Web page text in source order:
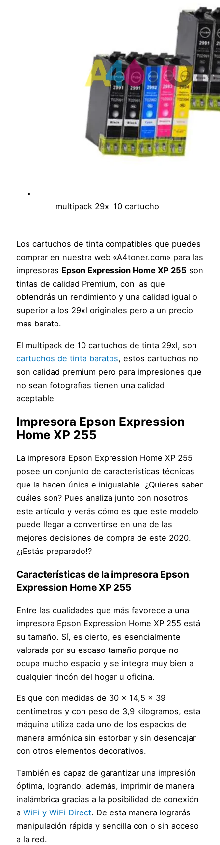
multipack 29xl 10 cartucho
Los cartuchos de tinta compatibles que puedes
comprar en nuestra web «A4toner.com» para las
impresoras Epson Expression Home XP 255 son
tintas de calidad Premium, con las que
obtendrás un rendimiento y una calidad igual o
superior a los 29xl originales pero a un precio
mas barato.
El multipack de 10 cartuchos de tinta 29xl, son
cartuchos de tinta baratos, estos cartuchos no
son calidad premium pero para impresiones que
no sean fotografías tienen una calidad
aceptable
Impresora Epson Expression
Home XP 255
La impresora Epson Expression Home XP 255
posee un conjunto de características técnicas
que la hacen única e inigualable. ¿Quieres saber
cuáles son? Pues analiza junto con nosotros
este artículo y verás cómo es que este modelo
puede llegar a convertirse en una de las
mejores decisiones de compra de este 2020.
¿¡Estás preparado!?
Características de la impresora Epson
Expression Home XP 255
Entre las cualidades que más favorece a una
impresora Epson Expression Home XP 255 está
su tamaño. Sí, es cierto, es esencialmente
valorada por su escaso tamaño porque no
ocupa mucho espacio y se integra muy bien a
cualquier rincón del hogar u oficina.
Es que con medidas de 30 x 14,5 x 39
centímetros y con peso de 3,9 kilogramos, esta
máquina utiliza cada uno de los espacios de
manera armónica sin estorbar y sin desencajar
con otros elementos decorativos.
También es capaz de garantizar una impresión
óptima, logrando, además, imprimir de manera
inalámbrica gracias a la posibilidad de conexión
aWiFi y WiFi Direct. De esta manera lograrás
manipulación rápida y sencilla con o sin acceso
a la red.